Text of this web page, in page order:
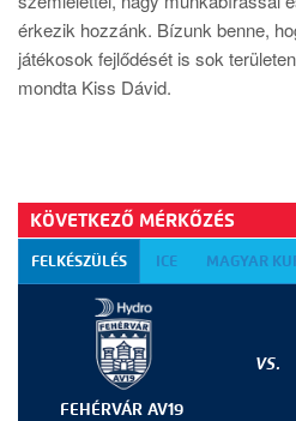
érkezik hozzánk. Bízunk benne,
játékosok fejlődését is sok
mondta Kiss Dávid.
KÖVETKEZŐ MÉRKŐZÉS
FELKÉSZÜLÉS ICE MAGYAR
FEHÉRVÁR AV19
VS.